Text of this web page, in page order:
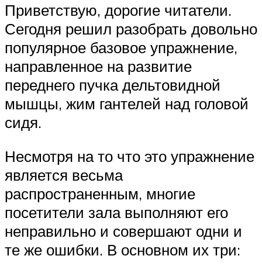
Приветствую, дорогие читатели.
Сегодня решил разобрать довольно
популярное базовое упражнение,
направленное на развитие
переднего пучка дельтовидной
мышцы, жим гантелей над головой
сидя.
Несмотря на то что это упражнение
является весьма
распространенным, многие
посетители зала выполняют его
неправильно и совершают одни и
те же ошибки. В основном их три: